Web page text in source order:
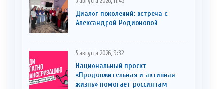
Диалог поколений: встреча с
Александрой Родионовой
5 августа 2026, 9:32
Национальный проект
«Продолжительная и активная
жизнь» помогает россиянам